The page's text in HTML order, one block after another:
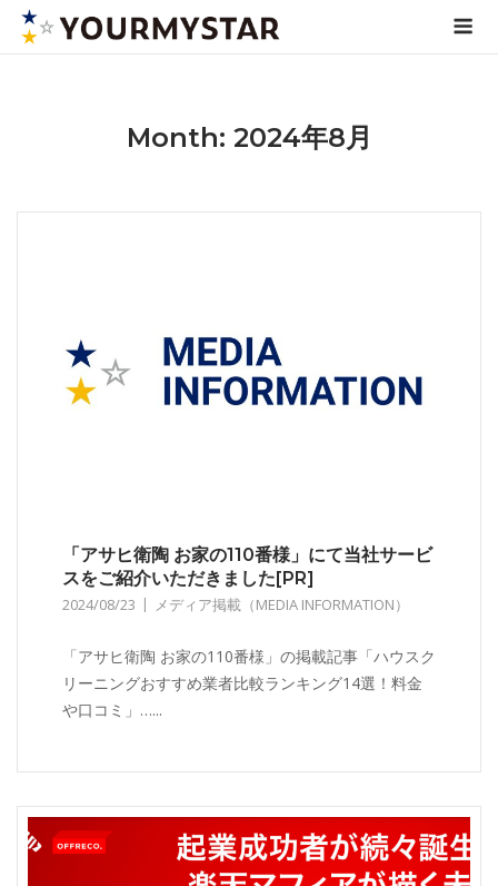
Skip
Month: 2024年8月
「アサヒ衛陶 お家の110番様」にて当社サービ
スをご紹介いただきました[PR]
2024/08/23 メディア掲載（MEDIA INFORMATION）
「アサヒ衛陶 お家の110番様」の掲載記事「ハウスク
リーニングおすすめ業者比較ランキング14選！料金
や口コミ」…...